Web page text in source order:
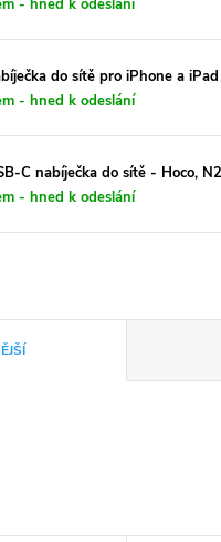
do sítě pro iPhone a
- hned k odeslání
C nabíječka do sítě - Hoco,
- hned k odeslání